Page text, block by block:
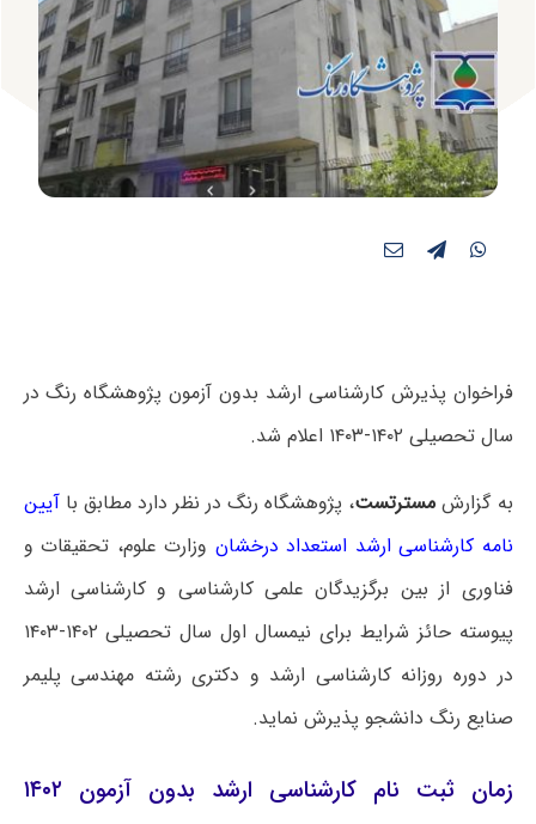
فراخوان پذیرش کارشناسی ارشد بدون آزمون پژوهشگاه رنگ در
سال تحصیلی ۱۴۰۲-۱۴۰۳ اعلام شد.
به گزارش مسترتست، پژوهشگاه رنگ در نظر دارد مطابق باآیین
نامه کارشناسی ارشد استعداد درخشان وزارت علوم، تحقیقات و
فناوری از بین برگزیدگان علمی کارشناسی و کارشناسی ارشد
پیوسته حائز شرایط برای نیمسال اول سال تحصیلی ۱۴۰۲-۱۴۰۳
در دوره روزانه کارشناسی ارشد و دکتری رشته مهندسی پلیمر
صنایع رنگ دانشجو پذیرش نماید.
زمان ثبت نام کارشناسی ارشد بدون آزمون ۱۴۰۲